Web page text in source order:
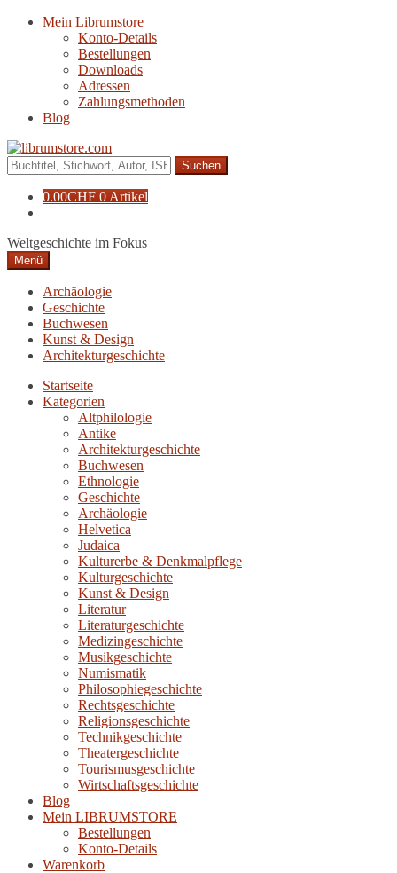
Navigation
Zum
Mein Librumstore
Konto-Details
Bestellungen
Downloads
Adressen
Zahlungsmethoden
Blog
Suche
nach:
0.00CHF 0 Artikel
Weltgeschichte im Fokus
Menü
Archäologie
Geschichte
Buchwesen
Kunst & Design
Architekturgeschichte
Startseite
Kategorien
Altphilologie
Antike
Architekturgeschichte
Buchwesen
Ethnologie
Geschichte
Archäologie
Helvetica
Judaica
Kulturerbe & Denkmalpflege
Kulturgeschichte
Kunst & Design
Literatur
Literaturgeschichte
Medizingeschichte
Musikgeschichte
Numismatik
Philosophiegeschichte
Rechtsgeschichte
Religionsgeschichte
Technikgeschichte
Theatergeschichte
Tourismusgeschichte
Wirtschaftsgeschichte
Blog
Mein LIBRUMSTORE
Bestellungen
Konto-Details
Warenkorb